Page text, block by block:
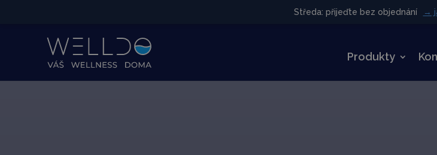
Produkty
Středa: přijeďte bez objednání →
Středa: přijeďte bez objednání →